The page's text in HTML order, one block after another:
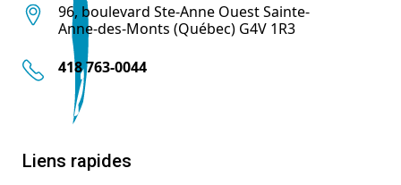
96, boulevard Ste-Anne Ouest Sainte-
Anne-des-Monts (Québec) G4V 1R3
418 763-0044
Liens rapides